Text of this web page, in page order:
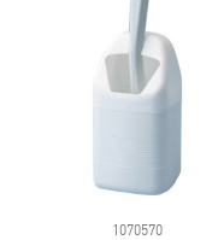
1070570